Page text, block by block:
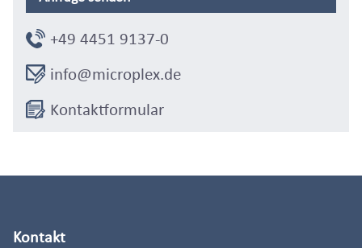
+49 4451 9137-0
info@microplex.de
Kontaktformular
Kontakt